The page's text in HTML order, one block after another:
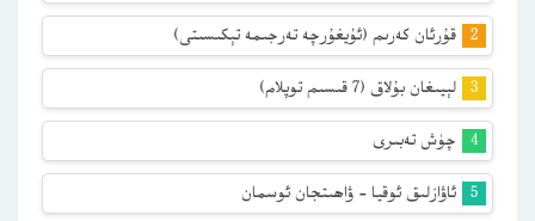
قۇرئان كەرىم (ئۇيغۇرچە تەرجىمە تېكىسىتى)
لېيىغان بۇلاق (7 قىسىم توپلام)
چۈش تەبىرى
ئاۋازلىق ئوقيا – ۋاھىتجان ئوسمان